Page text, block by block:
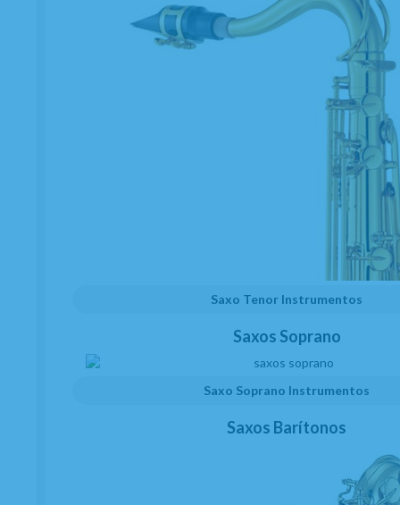
Saxo Tenor Instrumentos
Saxos Soprano
Saxo Soprano Instrumentos
Saxos Barítonos